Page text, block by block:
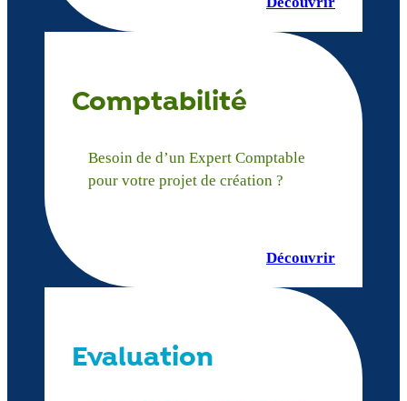
Comptabilité
Besoin de d’un Expert Comptable
pour votre projet de création ?
Découvrir
Evaluation